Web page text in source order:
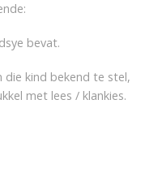
bevat.
die kind bekend te stel,
met lees / klankies.